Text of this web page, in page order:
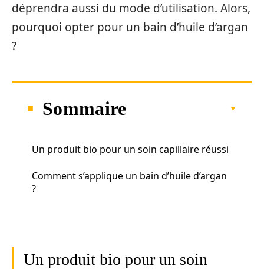
déprendra aussi du mode d’utilisation. Alors,
pourquoi opter pour un bain d’huile d’argan
?
Sommaire
Un produit bio pour un soin capillaire réussi
Comment s’applique un bain d’huile d’argan
?
Un produit bio pour un soin